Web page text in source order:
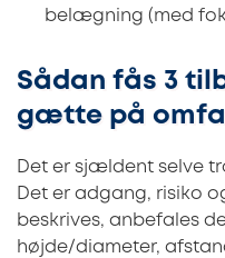
belægning (med
Sådan fås 3
gætte på
Det er sjældent selve
Det er adgang, risiko
beskrives, anbefales
højde/diameter,